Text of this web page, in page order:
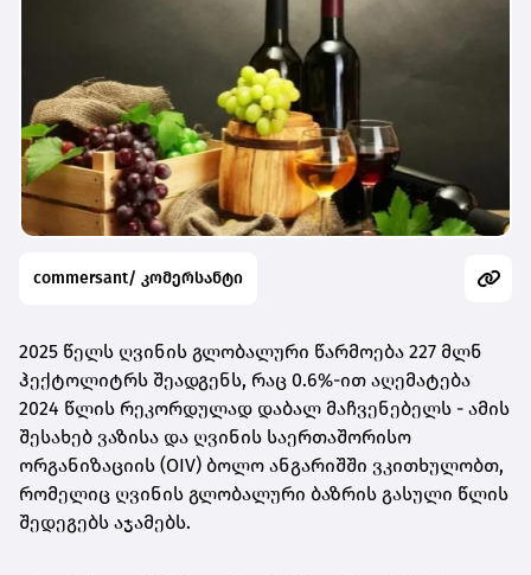
commersant/ კომერსანტი
2025 წელს ღვინის გლობალური წარმოება 227 მლნ
ჰექტოლიტრს შეადგენს, რაც 0.6%-ით აღემატება
2024 წლის რეკორდულად დაბალ მაჩვენებელს - ამის
შესახებ ვაზისა და ღვინის საერთაშორისო
ორგანიზაციის (OIV) ბოლო ანგარიშში ვკითხულობთ,
რომელიც ღვინის გლობალური ბაზრის გასული წლის
შედეგებს აჯამებს.